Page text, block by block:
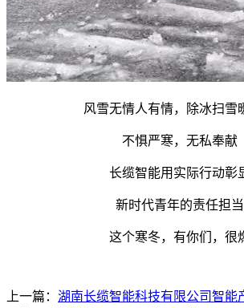
风雪无情人有情，除冰扫雪
不惧严寒，无私奉献
长缆智能用实际行动彰
新时代青年的责任担当
这个寒冬，有你们，很
上一篇： 湖南长缆智能科技有限公司智能